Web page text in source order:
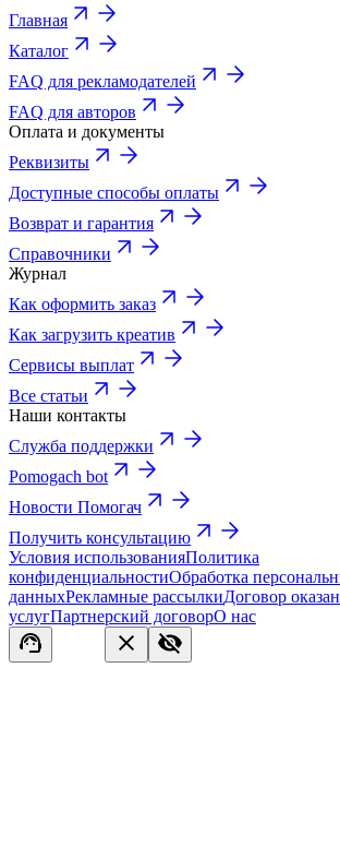
Главная
Каталог
FAQ для рекламодателей
FAQ для авторов
Оплата и документы
Реквизиты
Доступные способы оплаты
Возврат и гарантия
Справочники
Журнал
Как оформить заказ
Как загрузить креатив
Сервисы выплат
Все статьи
Наши контакты
Служба поддержки
Pomogach bot
Новости Помогач
Получить консультацию
Условия использованияПолитика
конфиденциальностиОбработка
данныхРекламные рассылкиДоговор
услугПартнерский договорО нас